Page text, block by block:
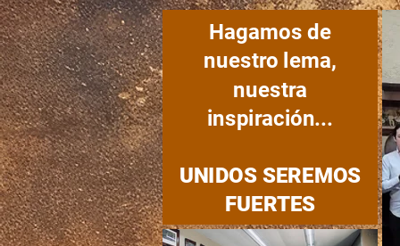
Hagamos de
nuestro lema,
nuestra
inspiración...
UNIDOS SEREMOS
FUERTES